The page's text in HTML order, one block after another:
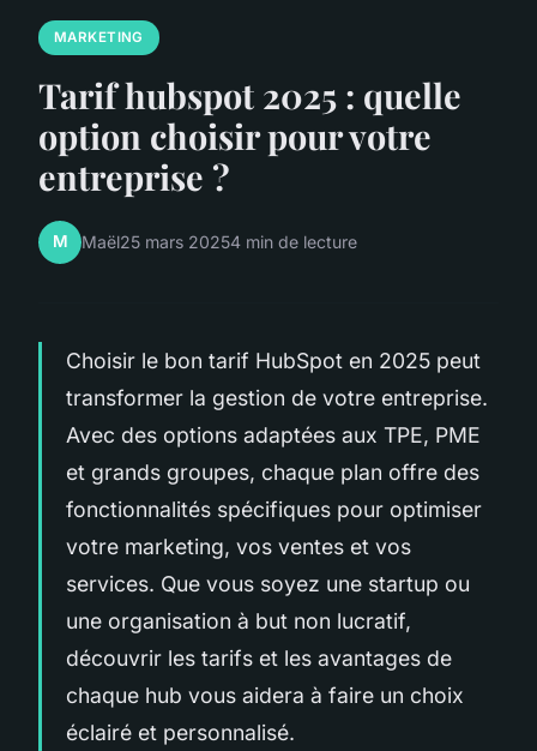
MARKETING
Tarif hubspot 2025 : quelle
option choisir pour votre
entreprise ?
M Maël25 mars 20254 min de lecture
Choisir le bon tarif HubSpot en 2025 peut
transformer la gestion de votre entreprise.
Avec des options adaptées aux TPE, PME
et grands groupes, chaque plan offre des
fonctionnalités spécifiques pour optimiser
votre marketing, vos ventes et vos
services. Que vous soyez une startup ou
une organisation à but non lucratif,
découvrir les tarifs et les avantages de
chaque hub vous aidera à faire un choix
éclairé et personnalisé.